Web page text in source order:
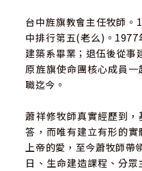
的問題持肯定的答案。
肯定，而是我們都是神
神看祂所造的每個孩子
的。
看自己，也試將心中的
所給予的，而非失去的
都有神的美意。
台中旌旗教會主任牧師。
中排行第五(老么)。1977
建築系畢業；退伍後從事
原旌旗使命團核心成員
職迄今。
蕭祥修牧師真實經歷到
答，而唯有建立有形的
上帝的愛，至今蕭牧師帶
日、生命建造課程、分